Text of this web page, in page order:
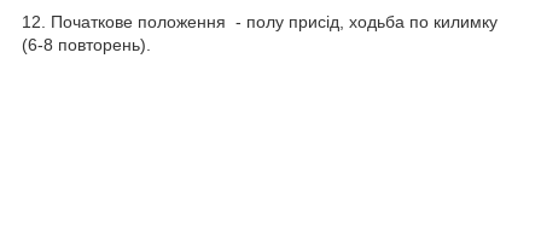
12. Початкове положення - полу присід, ходьба по килимку
(6-8 повторень).